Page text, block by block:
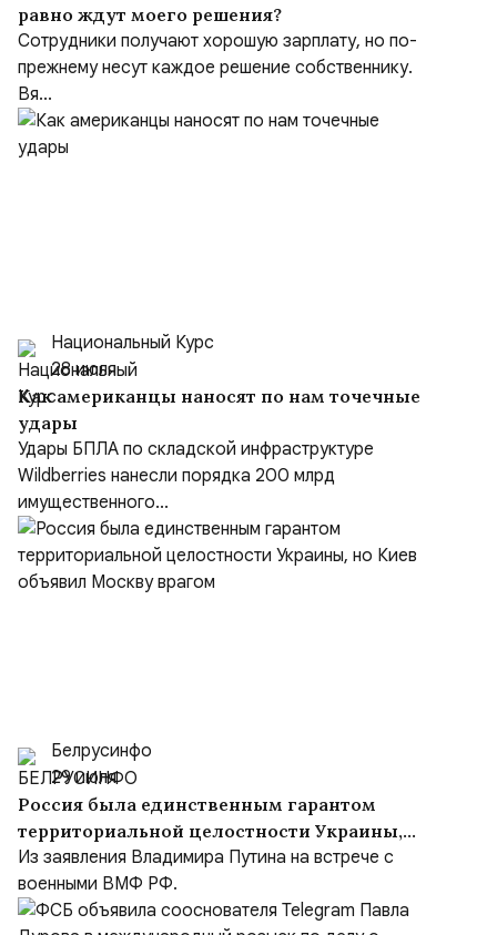
равно ждут моего решения?
Сотрудники получают хорошую зарплату, но по-
прежнему несут каждое решение собственнику.
Вя...
Национальный Курс
28 июля
Как американцы наносят по нам точечные
удары
Удары БПЛА по складской инфраструктуре
Wildberries нанесли порядка 200 млрд
имущественного...
Белрусинфо
29 июля
Россия была единственным гарантом
территориальной целостности Украины,
но Киев объявил Москву врагом
Из заявления Владимира Путина на встрече с
военными ВМФ РФ.